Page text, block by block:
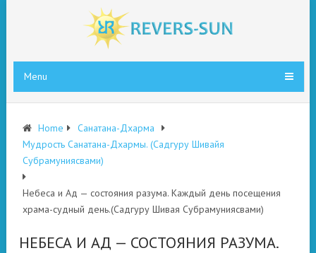
Menu
Home
Санатана-Дхарма
Мудрость Санатана-Дхармы. (Садгуру Шивайя
Субрамуниясвами)
Небеса и Ад — состояния разума. Каждый день посещения
храма-судный день.(Садгуру Шивая Субрамуниясвами)
НЕБЕСА И АД — СОСТОЯНИЯ РАЗУМА.